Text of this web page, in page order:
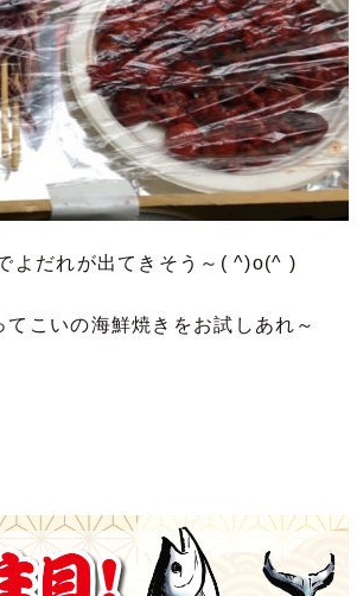
よだれが出てきそう～( ^)o(^ )
こいの海鮮焼きをお試しあれ～